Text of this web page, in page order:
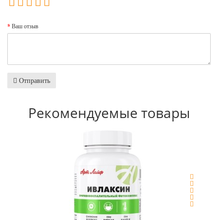
Ваш отзыв
Отправить
Рекомендуемые товары